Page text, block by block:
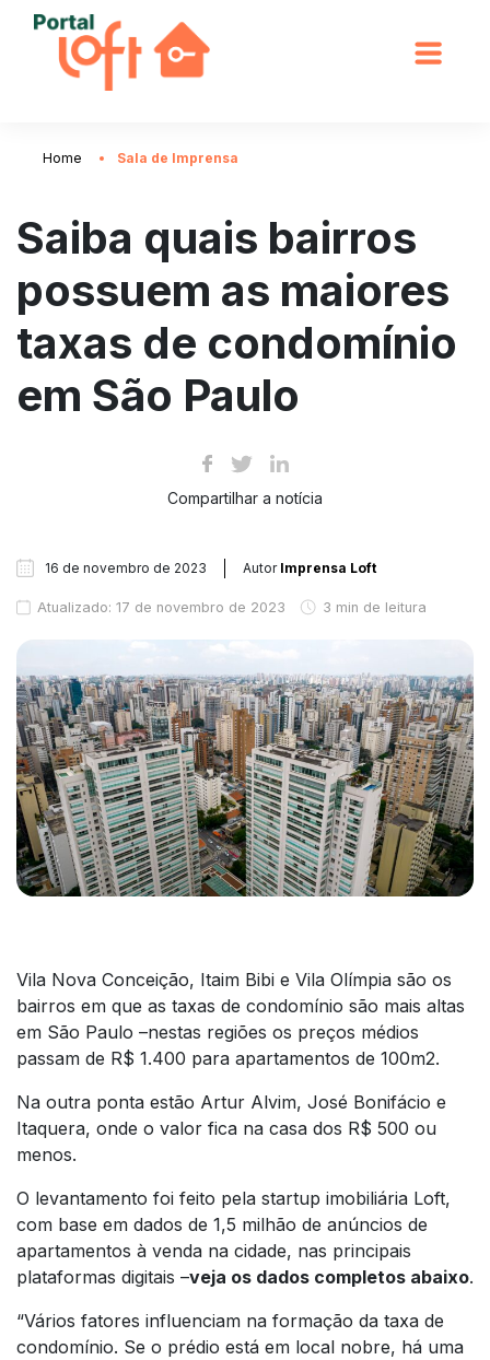
Home Sala de Imprensa
Saiba quais bairros
possuem as maiores
taxas de condomínio
em São Paulo
Compartilhar a notícia
16 de novembro de 2023 Autor Imprensa Loft
Atualizado: 17 de novembro de 2023 3 min de leitura
Vila Nova Conceição, Itaim Bibi e Vila Olímpia são os
bairros em que as taxas de condomínio são mais altas
em São Paulo –nestas regiões os preços médios
passam de R$ 1.400 para apartamentos de 100m2.
Na outra ponta estão Artur Alvim, José Bonifácio e
Itaquera, onde o valor fica na casa dos R$ 500 ou
menos.
O levantamento foi feito pela startup imobiliária Loft,
com base em dados de 1,5 milhão de anúncios de
apartamentos à venda na cidade, nas principais
plataformas digitais –veja os dados completos abaixo.
“Vários fatores influenciam na formação da taxa de
condomínio. Se o prédio está em local nobre, há uma